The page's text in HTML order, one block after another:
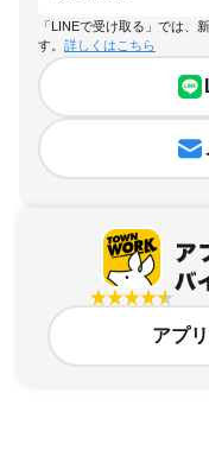
「LINEで受け取る」では、
す。 詳しくはこちら
アプ